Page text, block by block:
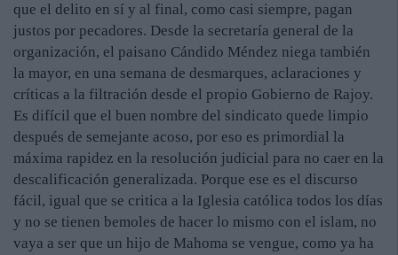
que el delito en sí y al final, como casi siempre, pagan
justos por pecadores. Desde la secretaría general de la
organización, el paisano Cándido Méndez niega también
la mayor, en una semana de desmarques, aclaraciones y
críticas a la filtración desde el propio Gobierno de Rajoy.
Es difícil que el buen nombre del sindicato quede limpio
después de semejante acoso, por eso es primordial la
máxima rapidez en la resolución judicial para no caer en la
descalificación generalizada. Porque ese es el discurso
fácil, igual que se critica a la Iglesia católica todos los días
y no se tienen bemoles de hacer lo mismo con el islam, no
vaya a ser que un hijo de Mahoma se vengue, como ya ha